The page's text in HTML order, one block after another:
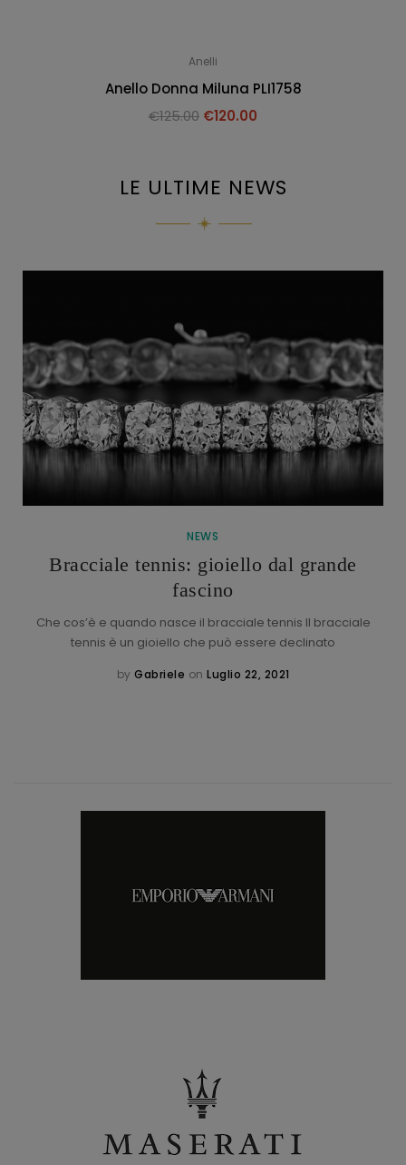
Anelli
Anello Donna Miluna PLI1758
€125.00 €120.00
LE ULTIME NEWS
NEWS
Bracciale tennis: gioiello dal grande
fascino
Che cos’è e quando nasce il bracciale tennis Il bracciale
tennis è un gioiello che può essere declinato
by Gabriele on Luglio 22, 2021